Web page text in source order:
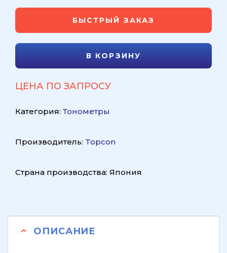
БЫСТРЫЙ ЗАКАЗ
В КОРЗИНУ
ЦЕНА ПО ЗАПРОСУ
Категория: Тонометры
Производитель: Topcon
Страна производства: Япония
ОПИСАНИЕ